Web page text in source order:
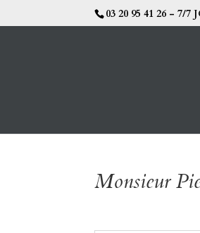
03 20 95 41 26 - 7/7
Monsieur